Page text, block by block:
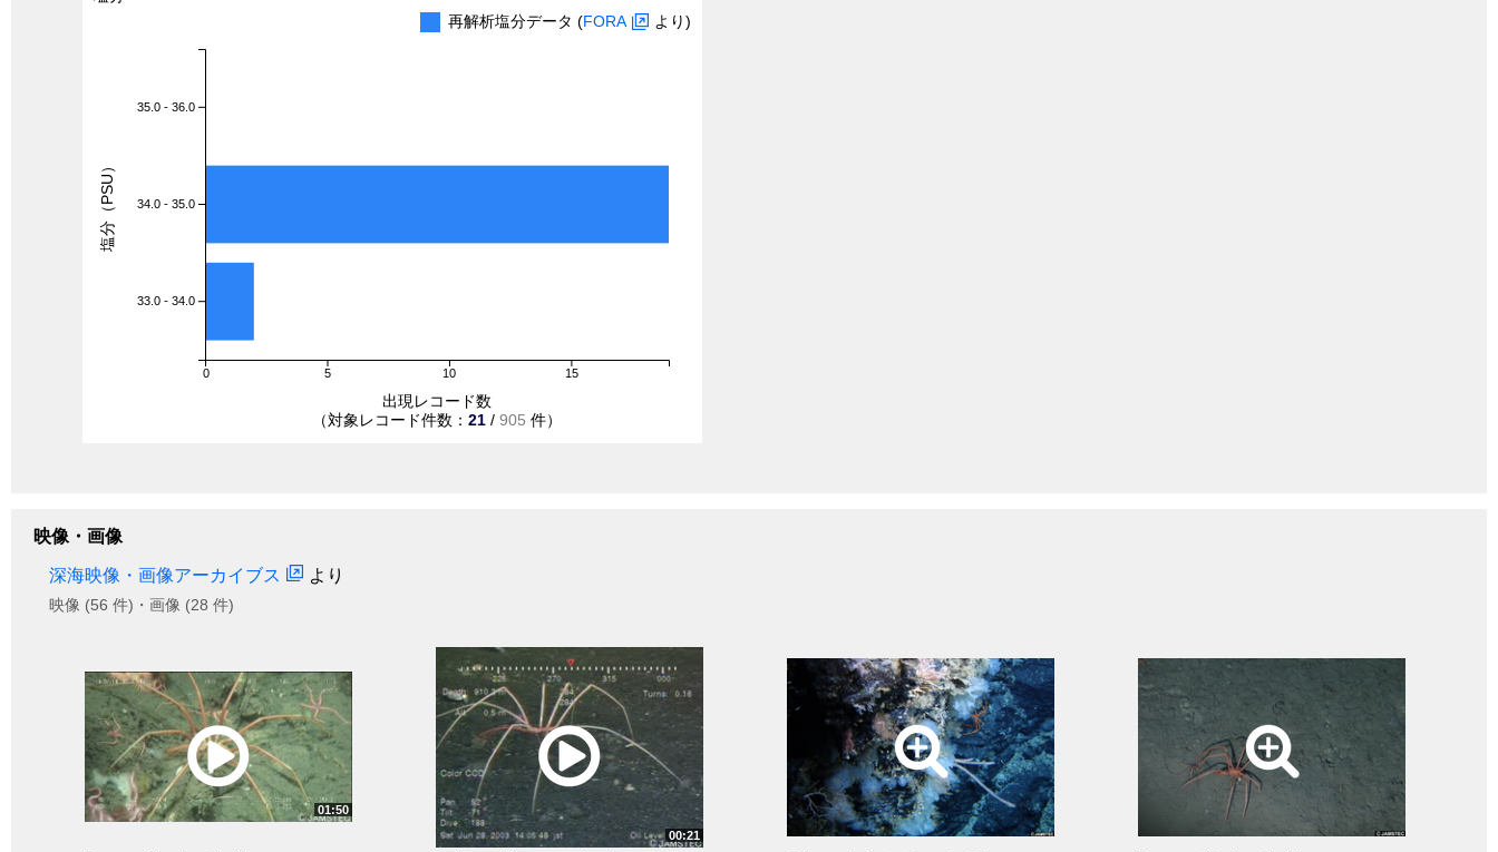
再解析塩分データ (FORA より)
0 5 10 15
35.0 - 36.0
34.0 - 35.0
33.0 - 34.0
出現レコード数
（対象レコード件数： 21 / 905 件）
塩分（PSU）
映像・画像
深海映像・画像アーカイブス より
映像 (56 件)・画像 (28 件)
01:50
00:21